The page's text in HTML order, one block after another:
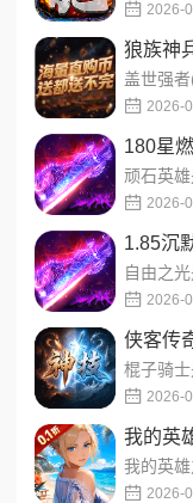
2026-
狼族神
2026-
180星
2026-
1.85沉
2026-
侠客传
2026-
我的英
2026-